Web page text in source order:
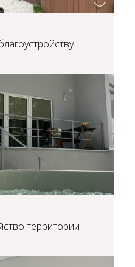
территории